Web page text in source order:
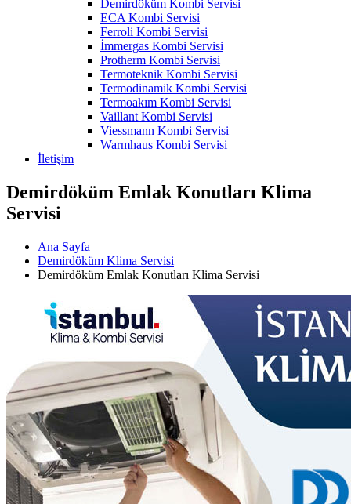
Demirdöküm Kombi Servisi
ECA Kombi Servisi
Ferroli Kombi Servisi
İmmergas Kombi Servisi
Protherm Kombi Servisi
Termoteknik Kombi Servisi
Termodinamik Kombi Servisi
Termoakım Kombi Servisi
Vaillant Kombi Servisi
Viessmann Kombi Servisi
Warmhaus Kombi Servisi
İletişim
Demirdöküm Emlak Konutları Klima
Servisi
Ana Sayfa
Demirdöküm Klima Servisi
Demirdöküm Emlak Konutları Klima Servisi